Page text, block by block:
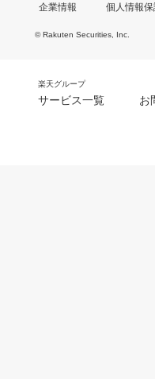
企業情報 個人情報
© Rakuten Securities, Inc.
楽天グループ
サービス一覧 お